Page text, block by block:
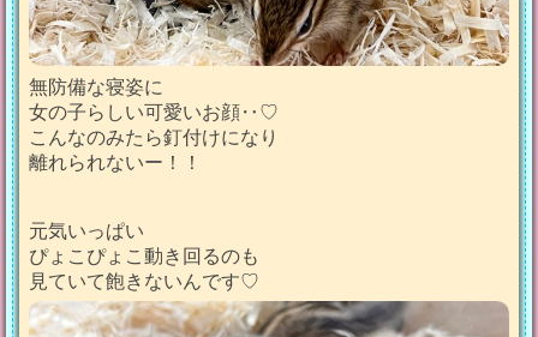
無防備な寝姿に
女の子らしい可愛いお顔‥♡
こんなのみたら釘付けになり
離れられないー！！
元気いっぱい
ぴょこぴょこ動き回るのも
見ていて飽きないんです♡